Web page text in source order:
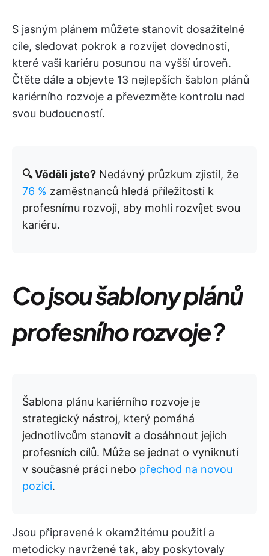
S jasným plánem můžete stanovit dosažitelné
cíle, sledovat pokrok a rozvíjet dovednosti,
které vaši kariéru posunou na vyšší úroveň.
Čtěte dále a objevte 13 nejlepších šablon plánů
kariérního rozvoje a převezměte kontrolu nad
svou budoucností.
🔍 Věděli jste? Nedávný průzkum zjistil, že
76 % zaměstnanců hledá příležitosti k
profesnímu rozvoji, aby mohli rozvíjet svou
kariéru.
Co jsou šablony plánů
profesního rozvoje?
Šablona plánu kariérního rozvoje je
strategický nástroj, který pomáhá
jednotlivcům stanovit a dosáhnout jejich
profesních cílů. Může se jednat o vyniknutí
v současné práci nebo přechod na novou
pozici.
Jsou připravené k okamžitému použití a
metodicky navržené tak, aby poskytovaly